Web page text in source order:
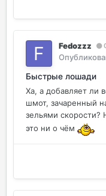
Fedozzz
Быстрые лошади
Ха, а добавляет ли
шмот, зачаренный
зельями скорости?
это ни о чём